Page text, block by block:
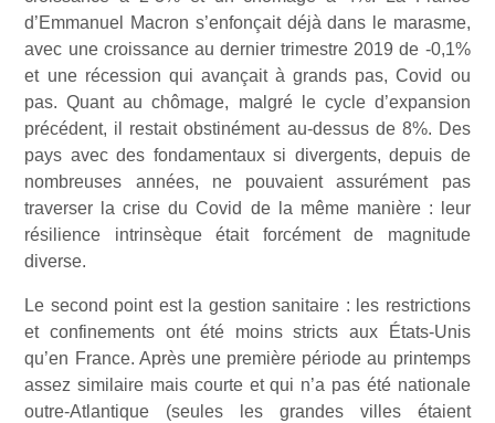
d’Emmanuel Macron s’enfonçait déjà dans le marasme,
avec une croissance au dernier trimestre 2019 de -0,1%
et une récession qui avançait à grands pas, Covid ou
pas. Quant au chômage, malgré le cycle d’expansion
précédent, il restait obstinément au-dessus de 8%. Des
pays avec des fondamentaux si divergents, depuis de
nombreuses années, ne pouvaient assurément pas
traverser la crise du Covid de la même manière : leur
résilience intrinsèque était forcément de magnitude
diverse.
Le second point est la gestion sanitaire : les restrictions
et confinements ont été moins stricts aux États-Unis
qu’en France. Après une première période au printemps
assez similaire mais courte et qui n’a pas été nationale
outre-Atlantique (seules les grandes villes étaient